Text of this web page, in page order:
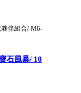
夥伴組合/ M6-
石風暴/ 10